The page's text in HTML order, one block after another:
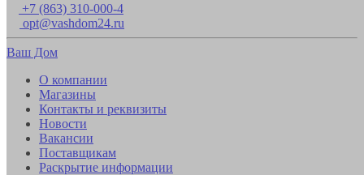
+7 (863) 310-000-4
opt@vashdom24.ru
Ваш Дом
О компании
Магазины
Контакты и реквизиты
Новости
Вакансии
Поставщикам
Раскрытие информации